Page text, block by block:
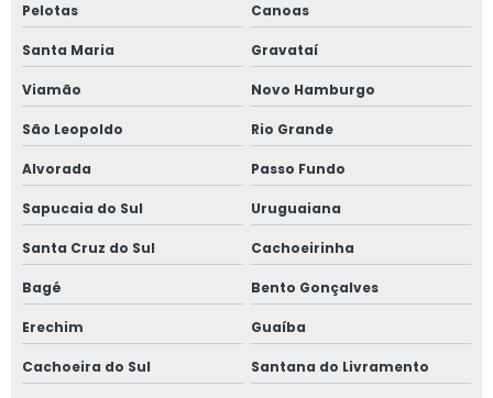
Tela soldada para extrusora
Tela tipo cartucho
Pelotas Canoas
Santa Maria Gravataí
Viamão Novo Hamburgo
São Leopoldo Rio Grande
Alvorada Passo Fundo
Sapucaia do Sul Uruguaiana
Santa Cruz do Sul Cachoeirinha
Bagé Bento Gonçalves
Erechim Guaíba
Cachoeira do Sul Santana do Livramento